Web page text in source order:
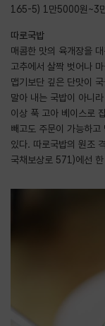
165-5) 1만5000원~3
따로국밥
매콤한 맛의 육개장을
고추에서 살짝 벗어나
맵기보단 깊은 단맛이
말아 내는 국밥이 아니
이상 푹 고아 베이스로
빼고도 주문이 가능하
있다. 따로국밥의 원조
국채보상로 571)에선